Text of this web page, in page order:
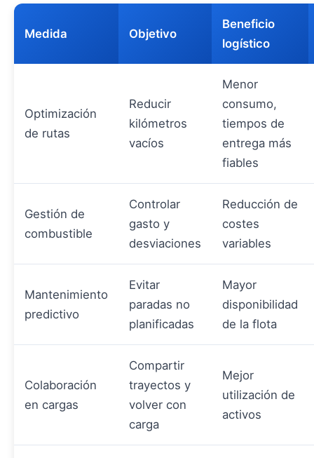
Medida Objetivo
Beneficio
logístico
Optimización
de rutas
Reducir
kilómetros
vacíos
Menor
consumo,
tiempos de
entrega más
fiables
Gestión de
combustible
Controlar
gasto y
desviaciones
Reducción de
costes
variables
Mantenimiento
predictivo
Evitar
paradas no
planificadas
Mayor
disponibilidad
de la flota
Colaboración
en cargas
Compartir
trayectos y
volver con
carga
Mejor
utilización de
activos